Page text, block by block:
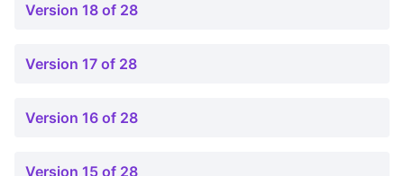
Version 18 of 28
Version 17 of 28
Version 16 of 28
Version 15 of 28